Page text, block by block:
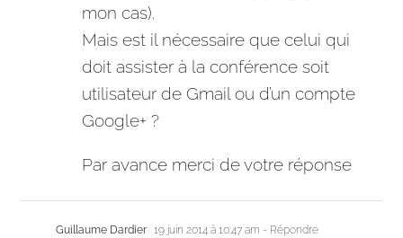
mon cas).
Mais est il nécessaire que celui qui
doit assister à la conférence soit
utilisateur de Gmail ou d’un compte
Google+ ?
Par avance merci de votre réponse
Guillaume Dardier 19 juin 2014 à 10:47 am - Répondre